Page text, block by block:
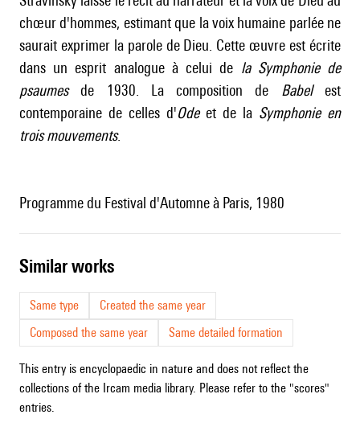
chœur d'hommes, estimant que la voix humaine parlée ne
saurait exprimer la parole de Dieu. Cette œuvre est écrite
dans un esprit analogue à celui de la Symphonie de
psaumesde 1930. La composition de Babelest
contemporaine de celles d'Odeet de la Symphonie en
trois mouvements.
Programme du Festival d'Automne à Paris, 1980
similar works
Same type
Created the same year
Composed the same year
Same detailed formation
This entry is encyclopaedic in nature and does not reflect the
collections of the Ircam media library. Please refer to the "scores"
entries.